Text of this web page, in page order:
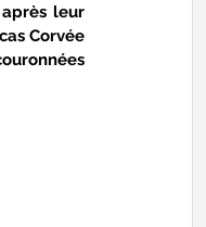
leur
Corvée